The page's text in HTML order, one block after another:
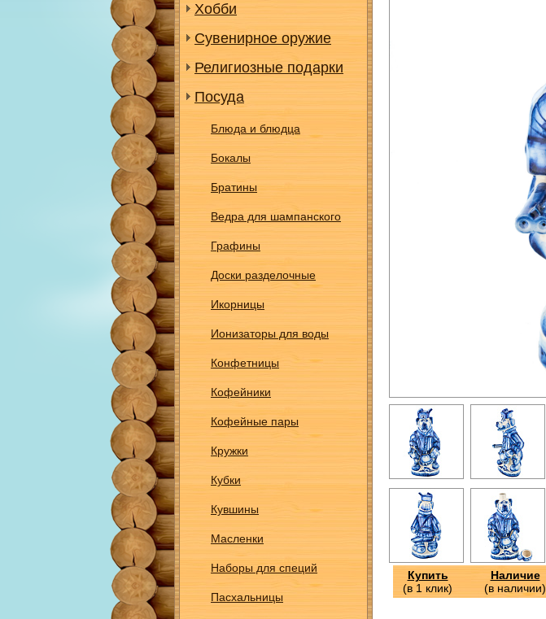
Хобби
Сувенирное оружие
Религиозные подарки
Посуда
Блюда и блюдца
Бокалы
Братины
Ведра для шампанского
Графины
Доски разделочные
Икорницы
Ионизаторы для воды
Конфетницы
Кофейники
Кофейные пары
Кружки
Кубки
Кувшины
Масленки
Наборы для специй
Пасхальницы
Купить
(в 1 клик)
Наличие
(в наличии)